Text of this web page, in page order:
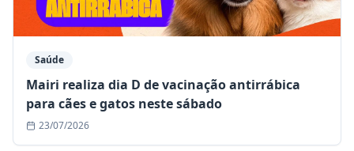
Saúde
Mairi realiza dia D de vacinação antirrábica
para cães e gatos neste sábado
23/07/2026